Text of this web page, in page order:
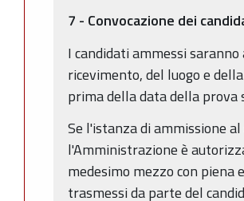
7 - Convocazione dei
I candidati ammessi
ricevimento, del luogo e
prima della data della prova
Se l'istanza di ammissione
l'Amministrazione è
medesimo mezzo con
trasmessi da parte del